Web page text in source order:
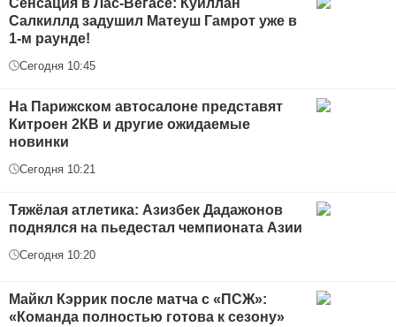
Салкиллд задушил Матеуш Гамрот уже в
1-м раунде!
Сегодня 10:45
На Парижском автосалоне представят
Китроен 2КВ и другие ожидаемые
новинки
Сегодня 10:21
Тяжёлая атлетика: Азизбек Дадажонов
поднялся на пьедестал чемпионата Азии
Сегодня 10:20
Майкл Кэррик после матча с «ПСЖ»:
«Команда полностью готова к сезону»